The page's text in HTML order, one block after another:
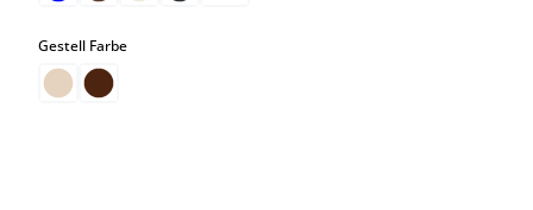
Gestell Farbeauswählen